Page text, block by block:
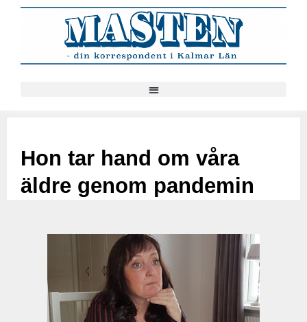
Hon tar hand om våra
äldre genom pandemin